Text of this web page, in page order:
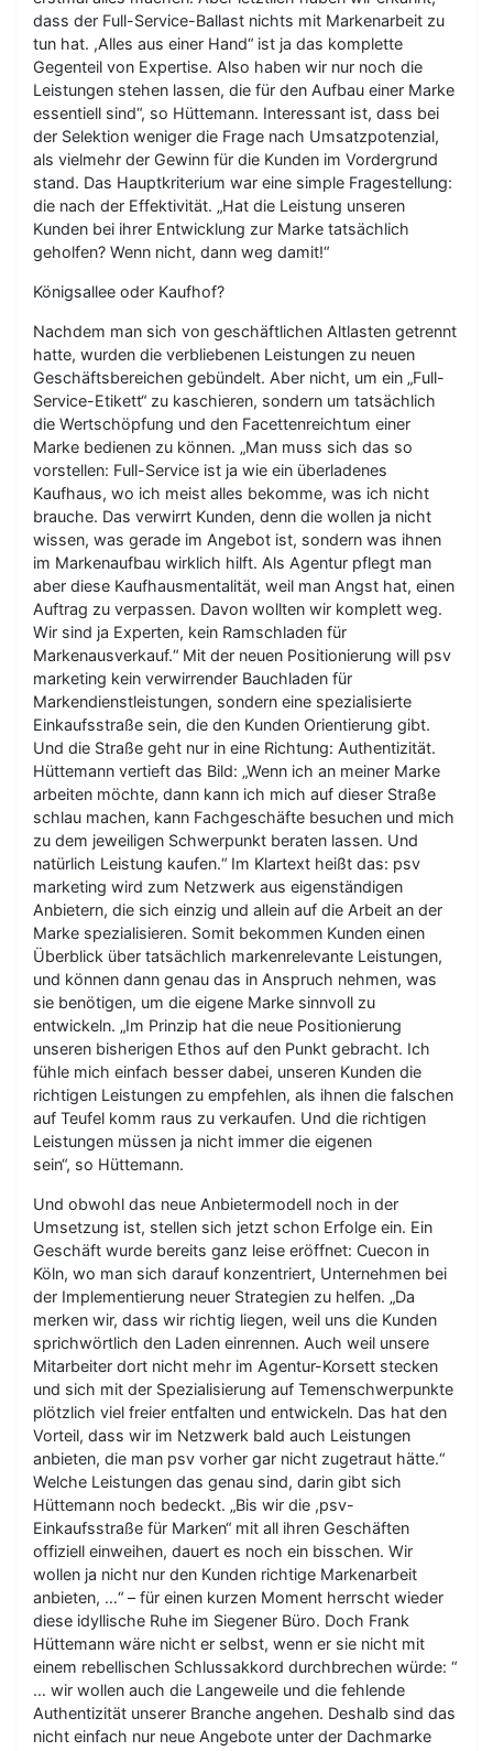
dass der Full-Service-Ballast nichts mit Markenarbeit zu
tun hat. ,Alles aus einer Hand“ ist ja das komplette
Gegenteil von Expertise. Also haben wir nur noch die
Leistungen stehen lassen, die für den Aufbau einer Marke
essentiell sind“, so Hüttemann. Interessant ist, dass bei
der Selektion weniger die Frage nach Umsatzpotenzial,
als vielmehr der Gewinn für die Kunden im Vordergrund
stand. Das Hauptkriterium war eine simple Fragestellung:
die nach der Effektivität. „Hat die Leistung unseren
Kunden bei ihrer Entwicklung zur Marke tatsächlich
geholfen? Wenn nicht, dann weg damit!“
Königsallee oder Kaufhof?
Nachdem man sich von geschäftlichen Altlasten getrennt
hatte, wurden die verbliebenen Leistungen zu neuen
Geschäftsbereichen gebündelt. Aber nicht, um ein „Full-
Service-Etikett“ zu kaschieren, sondern um tatsächlich
die Wertschöpfung und den Facettenreichtum einer
Marke bedienen zu können. „Man muss sich das so
vorstellen: Full-Service ist ja wie ein überladenes
Kaufhaus, wo ich meist alles bekomme, was ich nicht
brauche. Das verwirrt Kunden, denn die wollen ja nicht
wissen, was gerade im Angebot ist, sondern was ihnen
im Markenaufbau wirklich hilft. Als Agentur pflegt man
aber diese Kaufhausmentalität, weil man Angst hat, einen
Auftrag zu verpassen. Davon wollten wir komplett weg.
Wir sind ja Experten, kein Ramschladen für
Markenausverkauf.“ Mit der neuen Positionierung will psv
marketing kein verwirrender Bauchladen für
Markendienstleistungen, sondern eine spezialisierte
Einkaufsstraße sein, die den Kunden Orientierung gibt.
Und die Straße geht nur in eine Richtung: Authentizität.
Hüttemann vertieft das Bild: „Wenn ich an meiner Marke
arbeiten möchte, dann kann ich mich auf dieser Straße
schlau machen, kann Fachgeschäfte besuchen und mich
zu dem jeweiligen Schwerpunkt beraten lassen. Und
natürlich Leistung kaufen.“ Im Klartext heißt das: psv
marketing wird zum Netzwerk aus eigenständigen
Anbietern, die sich einzig und allein auf die Arbeit an der
Marke spezialisieren. Somit bekommen Kunden einen
Überblick über tatsächlich markenrelevante Leistungen,
und können dann genau das in Anspruch nehmen, was
sie benötigen, um die eigene Marke sinnvoll zu
entwickeln. „Im Prinzip hat die neue Positionierung
unseren bisherigen Ethos auf den Punkt gebracht. Ich
fühle mich einfach besser dabei, unseren Kunden die
richtigen Leistungen zu empfehlen, als ihnen die falschen
auf Teufel komm raus zu verkaufen. Und die richtigen
Leistungen müssen ja nicht immer die eigenen
sein“, so Hüttemann.
Und obwohl das neue Anbietermodell noch in der
Umsetzung ist, stellen sich jetzt schon Erfolge ein. Ein
Geschäft wurde bereits ganz leise eröffnet: Cuecon in
Köln, wo man sich darauf konzentriert, Unternehmen bei
der Implementierung neuer Strategien zu helfen. „Da
merken wir, dass wir richtig liegen, weil uns die Kunden
sprichwörtlich den Laden einrennen. Auch weil unsere
Mitarbeiter dort nicht mehr im Agentur-Korsett stecken
und sich mit der Spezialisierung auf Temenschwerpunkte
plötzlich viel freier entfalten und entwickeln. Das hat den
Vorteil, dass wir im Netzwerk bald auch Leistungen
anbieten, die man psv vorher gar nicht zugetraut hätte.“
Welche Leistungen das genau sind, darin gibt sich
Hüttemann noch bedeckt. „Bis wir die ,psv-
Einkaufsstraße für Marken“ mit all ihren Geschäften
offiziell einweihen, dauert es noch ein bisschen. Wir
wollen ja nicht nur den Kunden richtige Markenarbeit
anbieten, …“ – für einen kurzen Moment herrscht wieder
diese idyllische Ruhe im Siegener Büro. Doch Frank
Hüttemann wäre nicht er selbst, wenn er sie nicht mit
einem rebellischen Schlussakkord durchbrechen würde: “
… wir wollen auch die Langeweile und die fehlende
Authentizität unserer Branche angehen. Deshalb sind das
nicht einfach nur neue Angebote unter der Dachmarke